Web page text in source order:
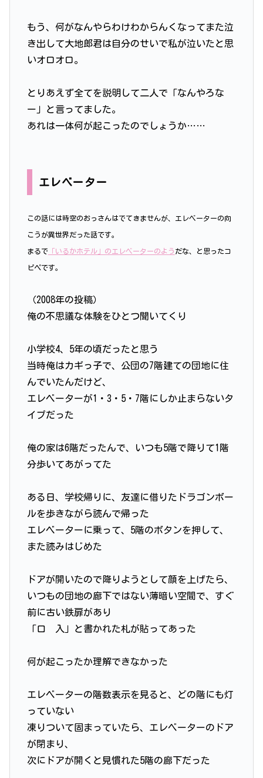
もう、何がなんやらわけわからんくなってまた泣
き出して大地郎君は自分のせいで私が泣いたと思
いオロオロ。
とりあえず全てを説明して二人で「なんやろな
ー」と言ってました。
あれは一体何が起こったのでしょうか……
エレベーター
この話には時空のおっさんはでてきませんが、エレベーターの向
こうが異世界だった話です。
まるで 「いるかホテル」のエレベーターのよう だな、と思ったコ
ピペです。
（2008年の投稿）
俺の不思議な体験をひとつ聞いてくり
小学校4、5年の頃だったと思う
当時俺はカギっ子で、公団の7階建ての団地に住
んでいたんだけど、
エレベーターが1・3・5・7階にしか止まらないタ
イプだった
俺の家は6階だったんで、いつも5階で降りて1階
分歩いてあがってた
ある日、学校帰りに、友達に借りたドラゴンボー
ルを歩きながら読んで帰った
エレベーターに乗って、5階のボタンを押して、
また読みはじめた
ドアが開いたので降りようとして顔を上げたら、
いつもの団地の廊下ではない薄暗い空間で、すぐ
前に古い鉄扉があり
「口 入」と書かれた札が貼ってあった
何が起こったか理解できなかった
エレベーターの階数表示を見ると、どの階にも灯
っていない
凍りついて固まっていたら、エレベーターのドア
が閉まり、
次にドアが開くと見慣れた5階の廊下だった